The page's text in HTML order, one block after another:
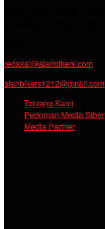
redaksi@alanbikers.com
alanbikers1212@gmail.com
Tentang Kami
Pedoman Media Siber
Media Partner